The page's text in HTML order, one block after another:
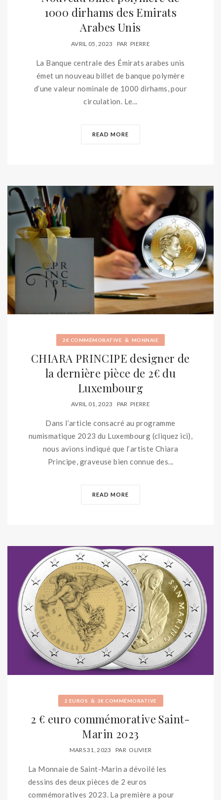
1000 dirhams des Emirats
Arabes Unis
AVRIL 05, 2023 PAR PIERRE
La Banque centrale des Émirats arabes unis
émet un nouveau billet de banque polymère
d’une valeur nominale de 1000 dirhams, pour
circulation. Le...
READ MORE
2€ COMMÉMORATIVE & MONNAIE
CHIARA PRINCIPE designer de
la dernière pièce de 2€ du
Luxembourg
AVRIL 01, 2023 PAR PIERRE
Dans l’article consacré au programme
numismatique 2023 du Luxembourg (cliquez ici),
nous avions indiqué que l’artiste Chiara
Principe, graveuse bien connue des...
READ MORE
2 EUROS & 2€ COMMÉMORATIVE
2 € euro commémorative Saint-
Marin 2023
MARS 31, 2023 PAR OLIVIER
La Monnaie de Saint-Marin a dévoilé les
dessins des deux pièces de 2 euros
commémoratives 2023. La première a pour